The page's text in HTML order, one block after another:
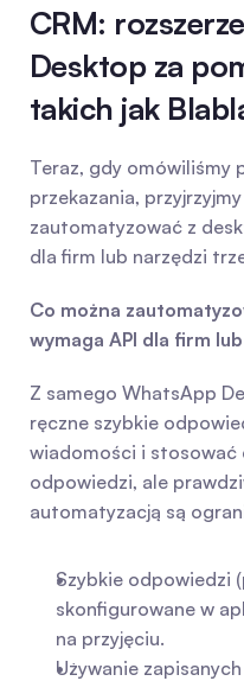
CRM:
Desktop za
takich jak
Teraz, gdy omówiliśmy
przekazania,
zautomatyzować z
dla firm lub narzędzi
Co można
wymaga API dla firm
Z samego WhatsApp
ręczne szybkie
wiadomości i stosować
odpowiedzi, ale
automatyzacją są
Szybkie odpowiedzi
skonfigurowane w
na przyjęciu.
Używanie